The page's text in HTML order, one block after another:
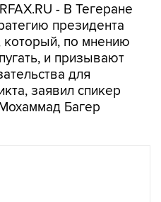
- В Тегеране
президента
по мнению
и призывают
для
заявил спикер
Багер